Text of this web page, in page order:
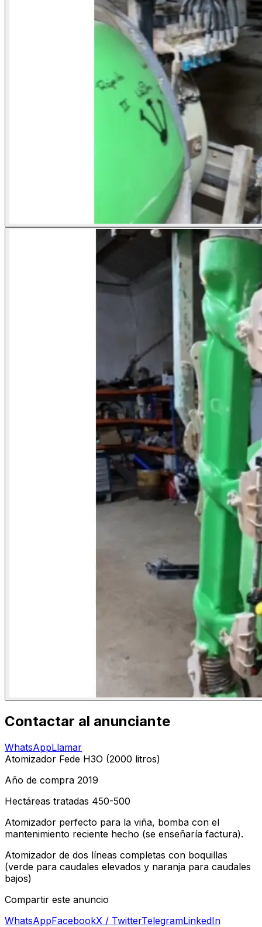
Contactar al anunciante
WhatsAppLlamar
Atomizador Fede H3O (2000 litros)
Año de compra 2019
Hectáreas tratadas 450-500
Atomizador perfecto para la viña, bomba con el
mantenimiento reciente hecho (se enseñaría factura).
Atomizador de dos líneas completas con boquillas
(verde para caudales elevados y naranja para caudales
bajos)
Compartir este anuncio
WhatsAppFacebookX / TwitterTelegramLinkedIn